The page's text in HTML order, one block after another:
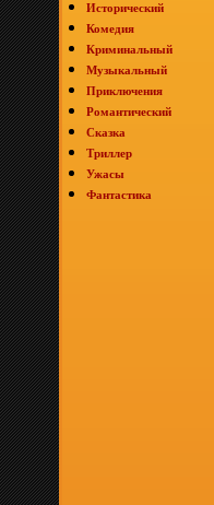
Исторический
Комедия
Криминальный
Музыкальный
Приключения
Романтический
Сказка
Триллер
Ужасы
Фантастика